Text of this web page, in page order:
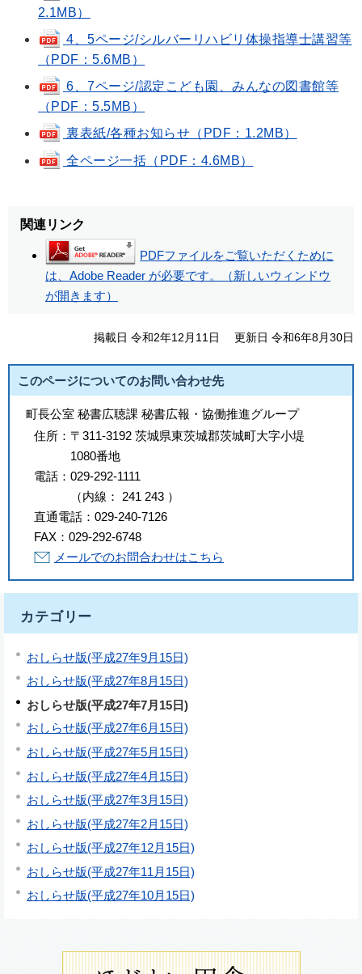
2.1MB）
4、5ページ/シルバーリハビリ体操指導士講習等
（PDF：5.6MB）
6、7ページ/認定こども園、みんなの図書館等
（PDF：5.5MB）
裏表紙/各種お知らせ（PDF：1.2MB）
全ページ一括（PDF：4.6MB）
関連リンク
PDFファイルをご覧いただくために
は、Adobe Reader が必要です。（新しいウィンドウ
が開きます）
掲載日 令和2年12月11日 更新日 令和6年8月30日
このページについてのお問い合わせ先
町長公室 秘書広聴課 秘書広報・協働推進グループ
住所： 〒311-3192 茨城県東茨城郡茨城町大字小堤
1080番地
電話： 029-292-1111
（内線 ： 241 243 ）
直通電話： 029-240-7126
FAX： 029-292-6748
メールでのお問合わせはこちら
カテゴリー
おしらせ版(平成27年9月15日)
おしらせ版(平成27年8月15日)
おしらせ版(平成27年7月15日)
おしらせ版(平成27年6月15日)
おしらせ版(平成27年5月15日)
おしらせ版(平成27年4月15日)
おしらせ版(平成27年3月15日)
おしらせ版(平成27年2月15日)
おしらせ版(平成27年12月15日)
おしらせ版(平成27年11月15日)
おしらせ版(平成27年10月15日)